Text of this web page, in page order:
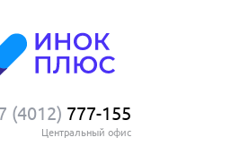
(4012) 777-155
Центральный офис